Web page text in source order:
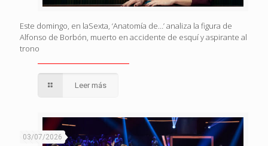
Este domingo, en laSexta, ‘Anatomía de…’ analiza la figura de
Alfonso de Borbón, muerto en accidente de esquí y aspirante al
trono
Leer más
03/07/2026